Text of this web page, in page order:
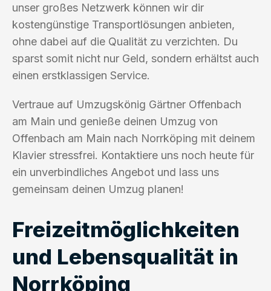
unser großes Netzwerk können wir dir
kostengünstige Transportlösungen anbieten,
ohne dabei auf die Qualität zu verzichten. Du
sparst somit nicht nur Geld, sondern erhältst auch
einen erstklassigen Service.
Vertraue auf Umzugskönig Gärtner Offenbach
am Main und genieße deinen Umzug von
Offenbach am Main nach Norrköping mit deinem
Klavier stressfrei. Kontaktiere uns noch heute für
ein unverbindliches Angebot und lass uns
gemeinsam deinen Umzug planen!
Freizeitmöglichkeiten
und Lebensqualität in
Norrköping